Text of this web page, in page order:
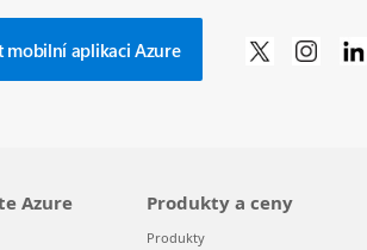
mobilní aplikaci Azure
Azure Produkty a ceny
Produkty